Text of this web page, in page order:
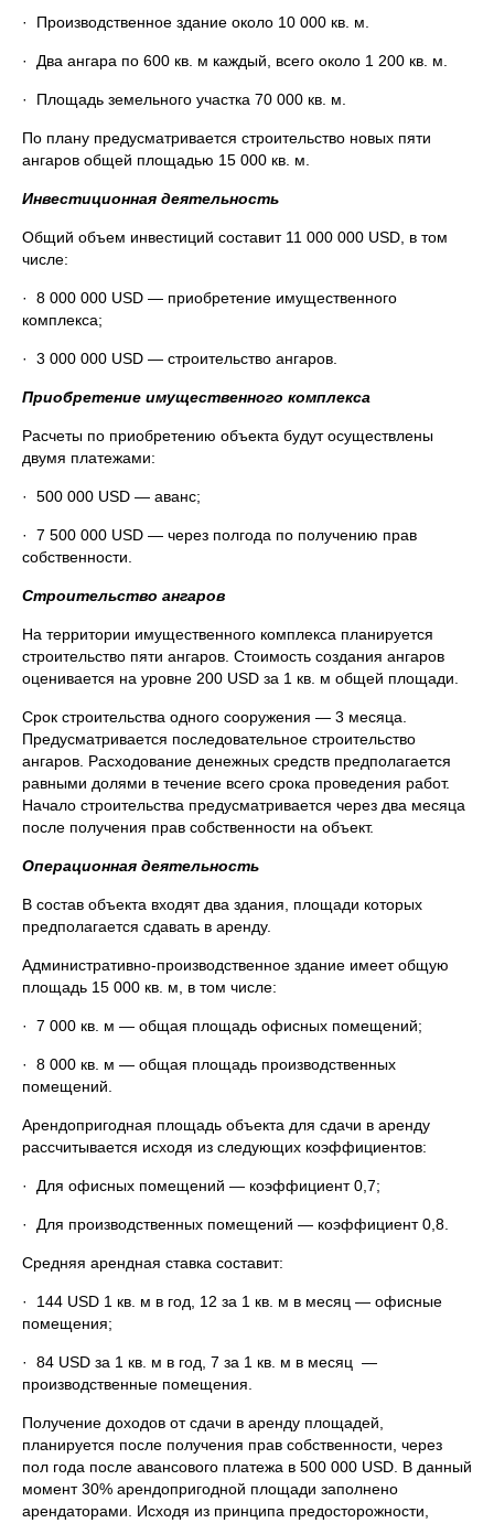
· Производственное здание около 10 000 кв. м.
· Два ангара по 600 кв. м каждый, всего около 1 200 кв. м.
· Площадь земельного участка 70 000 кв. м.
По плану предусматривается строительство новых пяти
ангаров общей площадью 15 000 кв. м.
Инвестиционная деятельность
Общий объем инвестиций составит 11 000 000 USD, в том
числе:
· 8 000 000 USD — приобретение имущественного
комплекса;
· 3 000 000 USD — строительство ангаров.
Приобретение имущественного комплекса
Расчеты по приобретению объекта будут осуществлены
двумя платежами:
· 500 000 USD — аванс;
· 7 500 000 USD — через полгода по получению прав
собственности.
Строительство ангаров
На территории имущественного комплекса планируется
строительство пяти ангаров. Стоимость создания ангаров
оценивается на уровне 200 USD за 1 кв. м общей площади.
Срок строительства одного сооружения — 3 месяца.
Предусматривается последовательное строительство
ангаров. Расходование денежных средств предполагается
равными долями в течение всего срока проведения работ.
Начало строительства предусматривается через два месяца
после получения прав собственности на объект.
Операционная деятельность
В состав объекта входят два здания, площади которых
предполагается сдавать в аренду.
Административно-производственное здание имеет общую
площадь 15 000 кв. м, в том числе:
· 7 000 кв. м — общая площадь офисных помещений;
· 8 000 кв. м — общая площадь производственных
помещений.
Арендопригодная площадь объекта для сдачи в аренду
рассчитывается исходя из следующих коэффициентов:
· Для офисных помещений — коэффициент 0,7;
· Для производственных помещений — коэффициент 0,8.
Средняя арендная ставка составит:
· 144 USD 1 кв. м в год, 12 за 1 кв. м в месяц — офисные
помещения;
· 84 USD за 1 кв. м в год, 7 за 1 кв. м в месяц —
производственные помещения.
Получение доходов от сдачи в аренду площадей,
планируется после получения прав собственности, через
пол года после авансового платежа в 500 000 USD. В данный
момент 30% арендопригодной площади заполнено
арендаторами. Исходя из принципа предосторожности,